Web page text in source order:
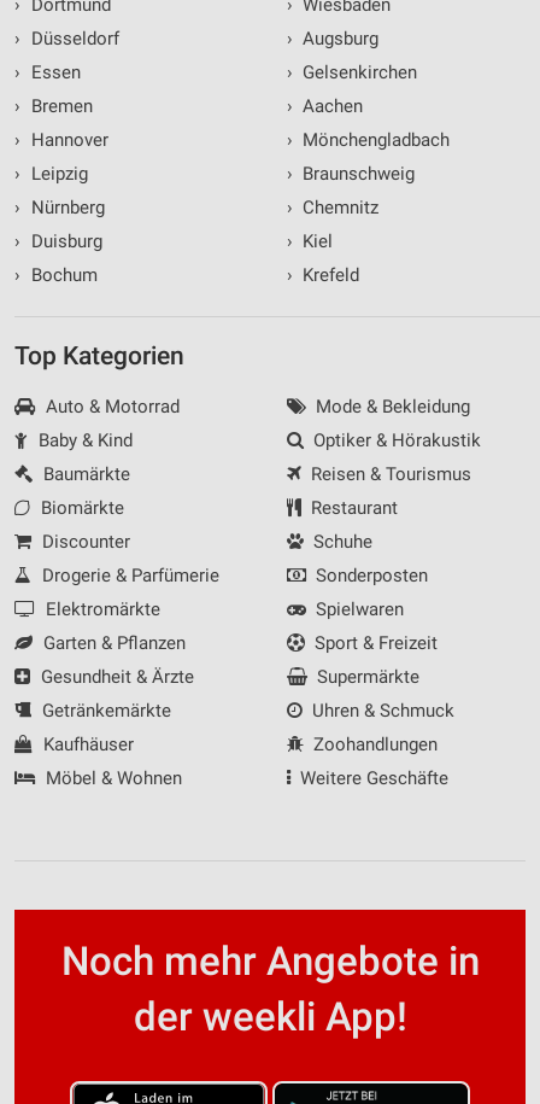
›
Dortmund
›
Düsseldorf
›
Essen
›
Bremen
›
Hannover
›
Leipzig
›
Nürnberg
›
Duisburg
›
Bochum
› Wiesbaden
› Augsburg
› Gelsenkirchen
› Aachen
› Mönchengladbach
› Braunschweig
› Chemnitz
› Kiel
› Krefeld
Top Kategorien
Auto & Motorrad
Baby & Kind
Baumärkte
Biomärkte
Discounter
Drogerie & Parfümerie
Elektromärkte
Garten & Pflanzen
Gesundheit & Ärzte
Getränkemärkte
Kaufhäuser
Möbel & Wohnen
Mode & Bekleidung
Optiker & Hörakustik
Reisen & Tourismus
Restaurant
Schuhe
Sonderposten
Spielwaren
Sport & Freizeit
Supermärkte
Uhren & Schmuck
Zoohandlungen
Weitere Geschäfte
Noch mehr Angebote in
der weekli App!